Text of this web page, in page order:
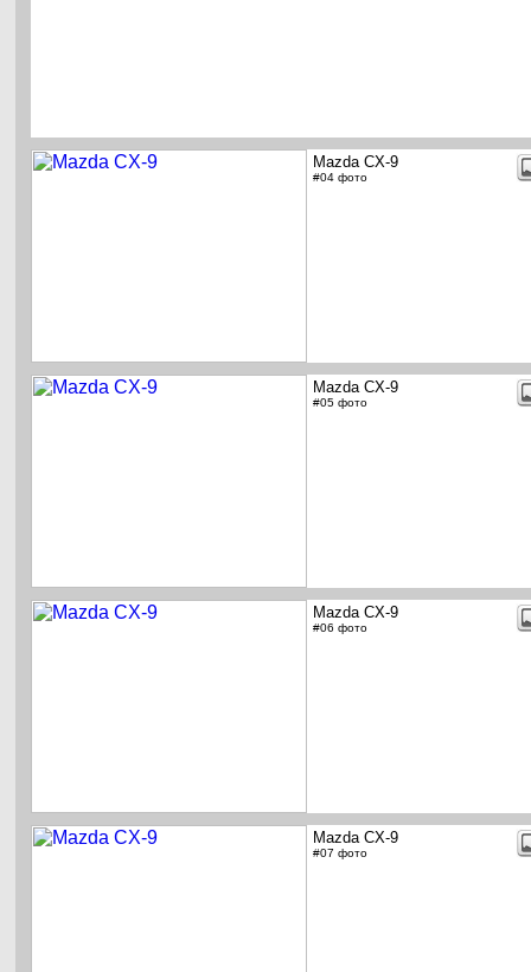
Mazda CX-9
#04 фото
Mazda CX-9
#05 фото
Mazda CX-9
#06 фото
Mazda CX-9
#07 фото